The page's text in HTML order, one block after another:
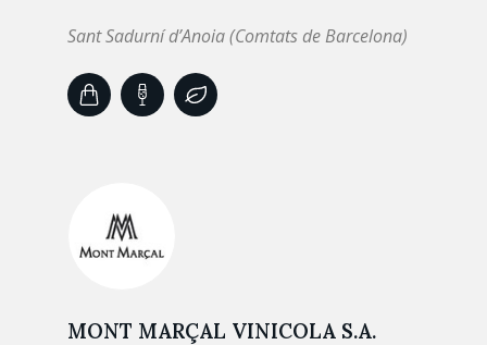
Sant Sadurní d’Anoia (Comtats de Barcelona)
MONT MARÇAL VINICOLA S.A.